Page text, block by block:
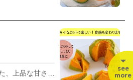
茨城県産メロンを使用した、上品な甘さと香り、ふわふわしっとり食感のバームクーヘンです。 本物のメロンの果肉とピューレを使用しています。
see
more